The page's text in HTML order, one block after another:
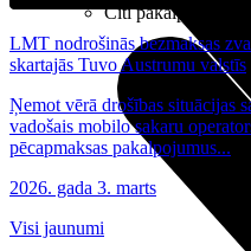
Citi pakalpojumi
LMT nodrošinās bezmaksas
skartajās Tuvo Austrumu valstīs
Ņemot vērā drošības situācijas
vadošais mobilo sakaru
pēcapmaksas pakalpojumus...
2026. gada 3. marts
Visi jaunumi